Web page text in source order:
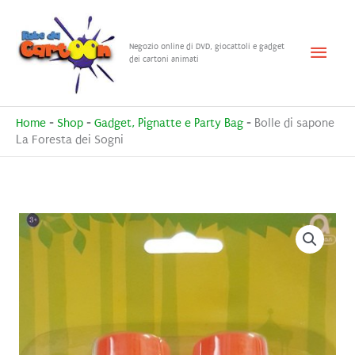
contenuto
Negozio online di DVD, giocattoli e gadget
dei cartoni animati
Menu
Home - Shop - Gadget, Pignatte e Party Bag- Bolle di sapone
La Foresta dei Sogni